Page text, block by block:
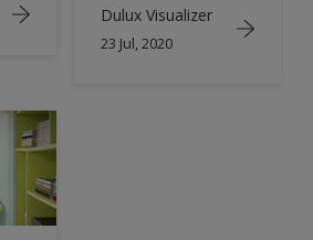
Dulux Visualizer
23 Jul, 2020